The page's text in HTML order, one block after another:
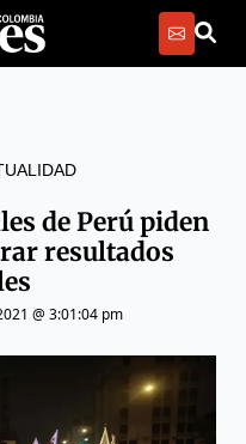
de Perú piden
resultados
@ 3:01:04 pm